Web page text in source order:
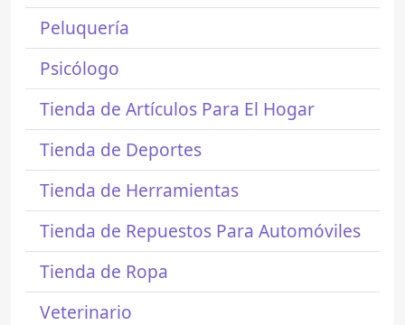
Peluquería
Psicólogo
Tienda de Artículos Para El Hogar
Tienda de Deportes
Tienda de Herramientas
Tienda de Repuestos Para Automóviles
Tienda de Ropa
Veterinario